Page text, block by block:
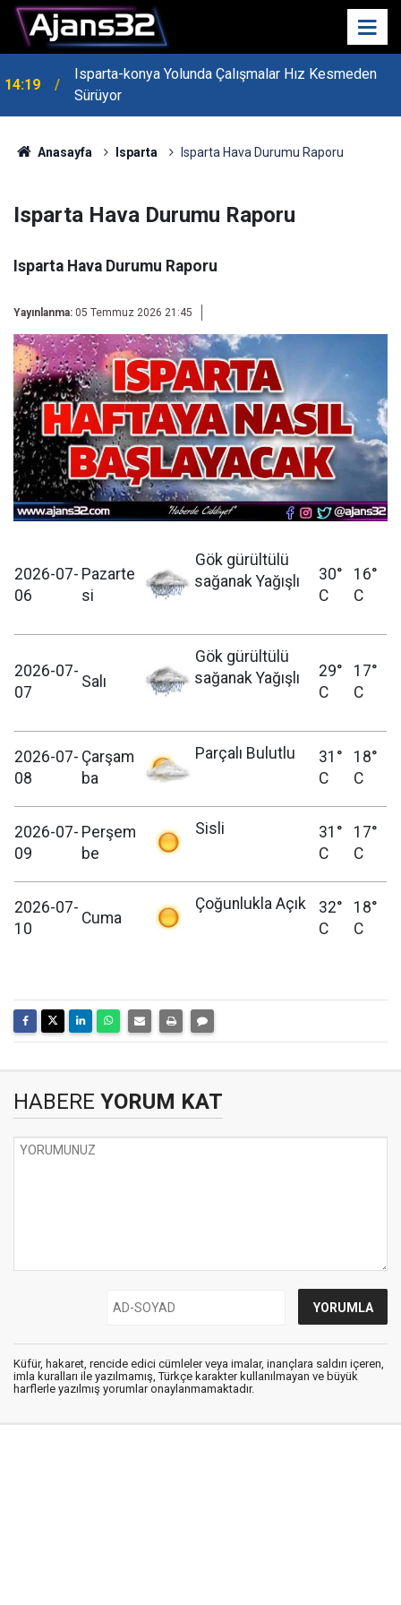
14:19
Isparta-konya Yolunda Çalışmalar Hız Kesmeden
Sürüyor
Anasayfa Isparta Isparta Hava Durumu Raporu
Isparta Hava Durumu Raporu
Isparta Hava Durumu Raporu
Yayınlanma: 05 Temmuz 2026 21:45
2026-07-
06
Pazarte
si
Gök gürültülü
sağanak Yağışlı
30°
C
16°
C
2026-07-
07
Salı
Gök gürültülü
sağanak Yağışlı
29°
C
17°
C
2026-07-
08
Çarşam
ba
Parçalı Bulutlu
31°
C
18°
C
2026-07-
09
Perşem
be
Sisli
31°
C
17°
C
2026-07-
10
Cuma
Çoğunlukla Açık
32°
C
18°
C
HABERE YORUM KAT
Küfür, hakaret, rencide edici cümleler veya imalar, inançlara saldırı içeren,
imla kuralları ile yazılmamış, Türkçe karakter kullanılmayan ve büyük
harflerle yazılmış yorumlar onaylanmamaktadır.